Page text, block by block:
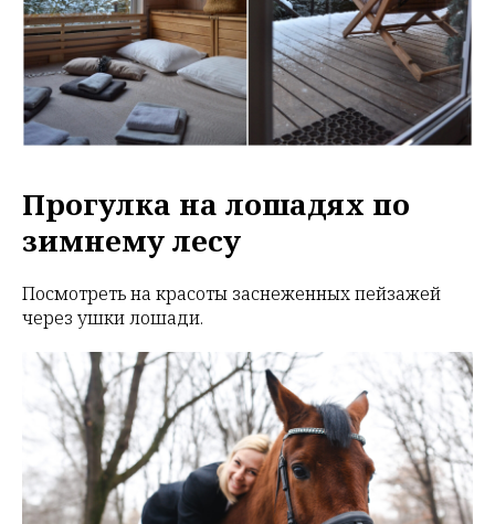
Прогулка на лошадях по
зимнему лесу
Посмотреть на красоты заснеженных пейзажей
через ушки лошади.